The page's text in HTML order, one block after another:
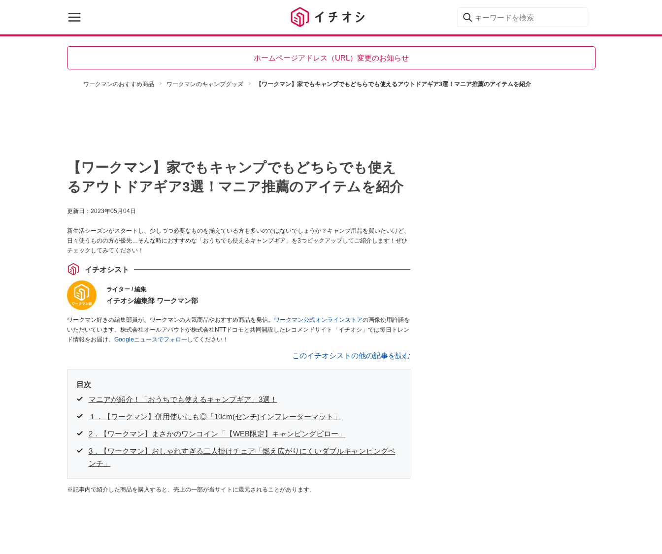
ホームページアドレス（URL）変更のお知らせ
ワークマンのおすすめ商品 ワークマンのキャンプグッズ 【ワークマン】家でもキャンプでもどちらでも使えるアウトドアギア3選！マニア推薦のアイテムを紹介
【ワークマン】家でもキャンプでもどちらでも使え
るアウトドアギア3選！マニア推薦のアイテムを紹介
更新日： 2023年05月04日
新生活シーズンがスタートし、少しづつ必要なものを揃えている方も多いのではないでしょうか？キャンプ用品を買いたいけど、
日々使うものの方が優先…そんな時におすすめな「おうちでも使えるキャンプギア」を3つピックアップしてご紹介します！ぜひ
チェックしてみてください！
イチオシスト
ライター / 編集
イチオシ編集部 ワークマン部
ワークマン好きの編集部員が、ワークマンの人気商品やおすすめ商品を発信。 ワークマン公式オンラインストアの画像使用許諾を
いただいています。株式会社オールアバウトが株式会社NTTドコモと共同開設したレコメンドサイト「イチオシ」では毎日トレン
ド情報をお届け。 Googleニュースでフォロー してください！
このイチオシストの他の記事を読む
目次
マニアが紹介！「おうちでも使えるキャンプギア」3選！
１．【ワークマン】併用使いにも◎「10cm(センチ)インフレーターマット」
2．【ワークマン】まさかのワンコイン「【WEB限定】キャンピングピロー」
3．【ワークマン】おしゃれすぎる二人掛けチェア「燃え広がりにくいダブルキャンピングベ
ンチ」
※記事内で紹介した商品を購入すると、売上の一部が当サイトに還元されることがあります。